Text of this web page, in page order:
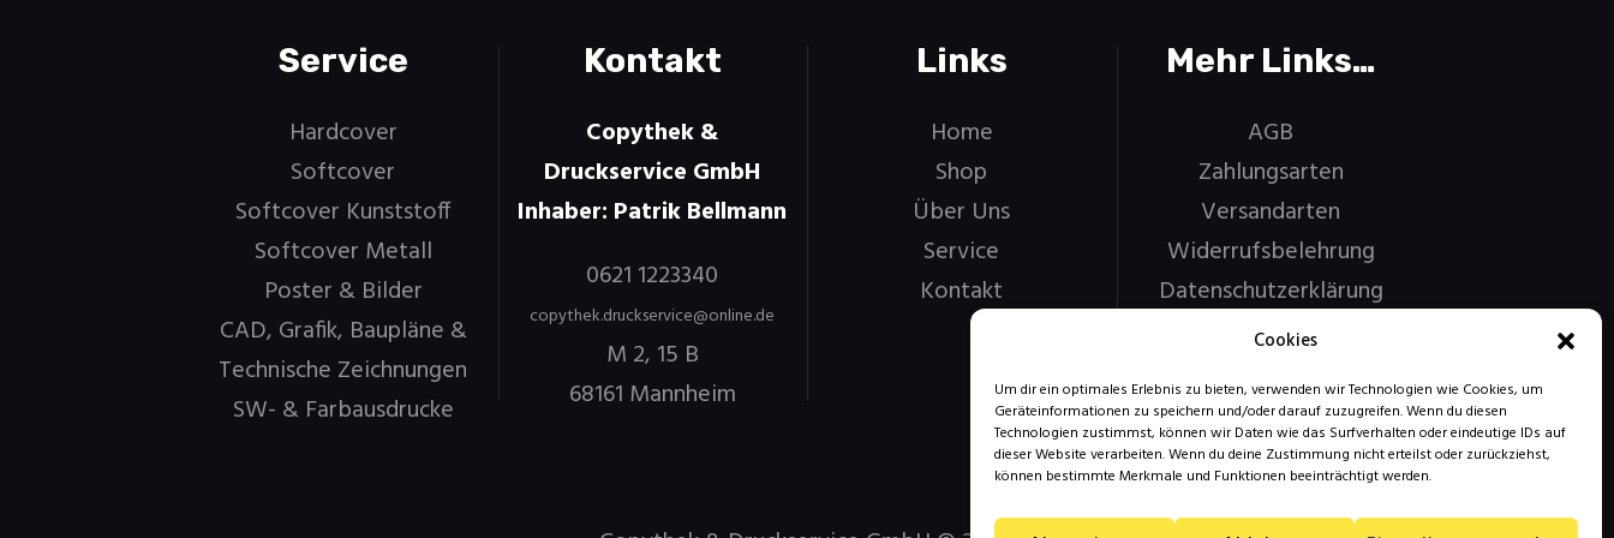
Cookies
Um dir ein optimales Erlebnis zu bieten, verwenden wir Technologien wie Cookies, um
Geräteinformationen zu speichern und/oder darauf zuzugreifen. Wenn du diesen
Technologien zustimmst, können wir Daten wie das Surfverhalten oder eindeutige IDs auf
dieser Website verarbeiten. Wenn du deine Zustimmung nicht erteilst oder zurückziehst,
können bestimmte Merkmale und Funktionen beeinträchtigt werden.
Service
Hardcover
Softcover
Softcover Kunststoff
Softcover Metall
Poster & Bilder
CAD, Grafik, Baupläne &
Technische Zeichnungen
SW- & Farbausdrucke
Kontakt
Copythek &
Druckservice GmbH
Inhaber: Patrik Bellmann
0621 1223340
copythek.druckservice@online.de
M 2, 15 B
68161 Mannheim
Links
Home
Shop
Über Uns
Service
Kontakt
Mehr Links…
AGB
Zahlungsarten
Versandarten
Widerrufsbelehrung
Datenschutzerklärung
Impressum